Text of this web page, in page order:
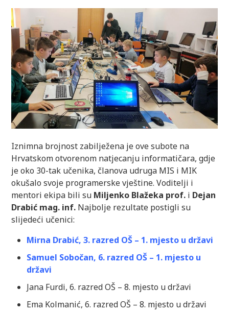
Iznimna brojnost zabilježena je ove subote na
Hrvatskom otvorenom natjecanju informatičara, gdje
je oko 30-tak učenika, članova udruga MIS i MIK
okušalo svoje programerske vještine. Voditelji i
mentori ekipa bili su Miljenko Blažeka prof. i Dejan
Drabić mag. inf. Najbolje rezultate postigli su
slijedeći učenici:
Mirna Drabić, 3. razred OŠ – 1. mjesto u državi
Samuel Sobočan, 6. razred OŠ – 1. mjesto u
državi
Jana Furdi, 6. razred OŠ – 8. mjesto u državi
Ema Kolmanić, 6. razred OŠ – 8. mjesto u državi